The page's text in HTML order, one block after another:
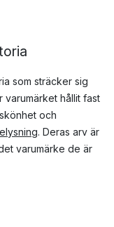
som sträcker sig
varumärket hållit fast
och
. Deras arv är
varumärke de är